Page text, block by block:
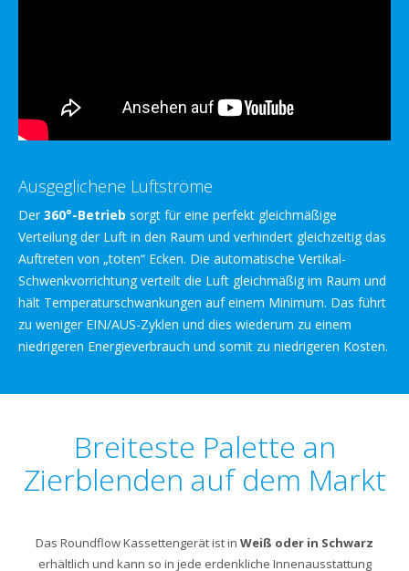
Ausgeglichene Luftströme
Der 360°-Betrieb sorgt für eine perfekt gleichmäßige
Verteilung der Luft in den Raum und verhindert gleichzeitig das
Auftreten von „toten“ Ecken. Die automatische Vertikal-
Schwenkvorrichtung verteilt die Luft gleichmäßig im Raum und
hält Temperaturschwankungen auf einem Minimum. Das führt
zu weniger EIN/AUS-Zyklen und dies wiederum zu einem
niedrigeren Energieverbrauch und somit zu niedrigeren Kosten.
Breiteste Palette an
Zierblenden auf dem Markt
Das Roundflow Kassettengerät ist in Weiß oder in Schwarz
erhältlich und kann so in jede erdenkliche Innenausstattung